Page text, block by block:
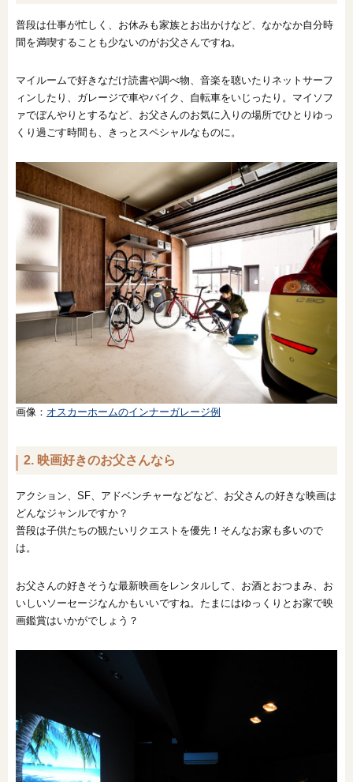
普段は仕事が忙しく、お休みも家族とお出かけなど、なかなか自分時
間を満喫することも少ないのがお父さんですね。
マイルームで好きなだけ読書や調べ物、音楽を聴いたりネットサーフ
ィンしたり、ガレージで車やバイク、自転車をいじったり。マイソフ
ァでぼんやりとするなど、お父さんのお気に入りの場所でひとりゆっ
くり過ごす時間も、きっとスペシャルなものに。
画像： オスカーホームのインナーガレージ例
2. 映画好きのお父さんなら
アクション、SF、アドベンチャーなどなど、お父さんの好きな映画は
どんなジャンルですか？
普段は子供たちの観たいリクエストを優先！そんなお家も多いので
は。
お父さんの好きそうな最新映画をレンタルして、お酒とおつまみ、お
いしいソーセージなんかもいいですね。たまにはゆっくりとお家で映
画鑑賞はいかがでしょう？